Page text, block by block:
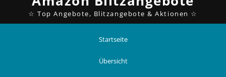
Startseite
Übersicht